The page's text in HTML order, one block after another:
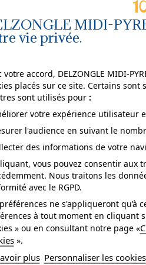
à la lumière
MIDI-
vie privée.
votre accord, DELZONGLE MIDI-
placés sur ce site. Certains sont
sont utilisés pour :
votre expérience utilisateur
l'audience en suivant le
des informations de votre
vous pouvez consentir aux
Nous traitons les
avec le RGPD.
ne s'appliqueront qu’à
à tout moment en cliquant
» ou en consultant notre page «
».
plus Personnaliser les cookies